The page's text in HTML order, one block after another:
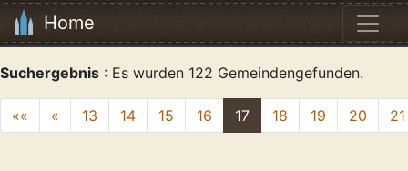
Home
Suchergebnis : Es wurden 122 Gemeindengefunden.
«« « 13 14 15 16 17 18 19 20 21